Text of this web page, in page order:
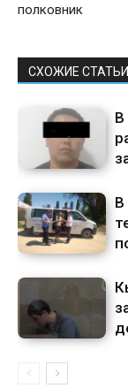
полковник
СХОЖИЕ СТАТЬИ
В
В